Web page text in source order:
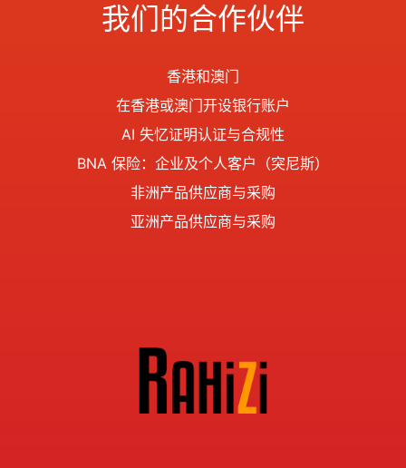
我们的合作伙伴
香港和澳门
在香港或澳门开设银行账户
AI 失忆证明认证与合规性
BNA 保险：企业及个人客户（突尼斯）
非洲产品供应商与采购
亚洲产品供应商与采购